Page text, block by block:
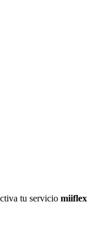
tu servicio miiflex